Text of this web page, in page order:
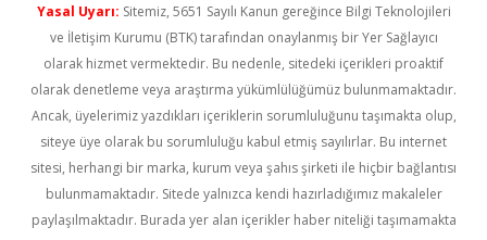
Yasal Uyarı: Sitemiz, 5651 Sayılı Kanun gereğince Bilgi Teknolojileri
ve İletişim Kurumu (BTK) tarafından onaylanmış bir Yer Sağlayıcı
olarak hizmet vermektedir. Bu nedenle, sitedeki içerikleri proaktif
olarak denetleme veya araştırma yükümlülüğümüz bulunmamaktadır.
Ancak, üyelerimiz yazdıkları içeriklerin sorumluluğunu taşımakta olup,
siteye üye olarak bu sorumluluğu kabul etmiş sayılırlar. Bu internet
sitesi, herhangi bir marka, kurum veya şahıs şirketi ile hiçbir bağlantısı
bulunmamaktadır. Sitede yalnızca kendi hazırladığımız makaleler
paylaşılmaktadır. Burada yer alan içerikler haber niteliği taşımamakta